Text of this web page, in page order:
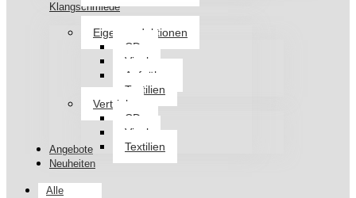
Klangschmiede
Eigenproduktionen
CDs
Vinyl
Aufnäher
Textilien
Vertrieb
CDs
Vinyl
Textilien
Angebote
Neuheiten
Alle